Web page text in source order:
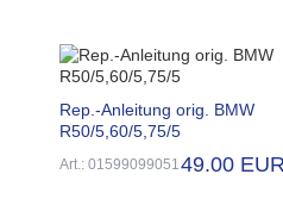
Rep.-Anleitung orig. BMW
R50/5,60/5,75/5
Art.: 01599099051 49.00